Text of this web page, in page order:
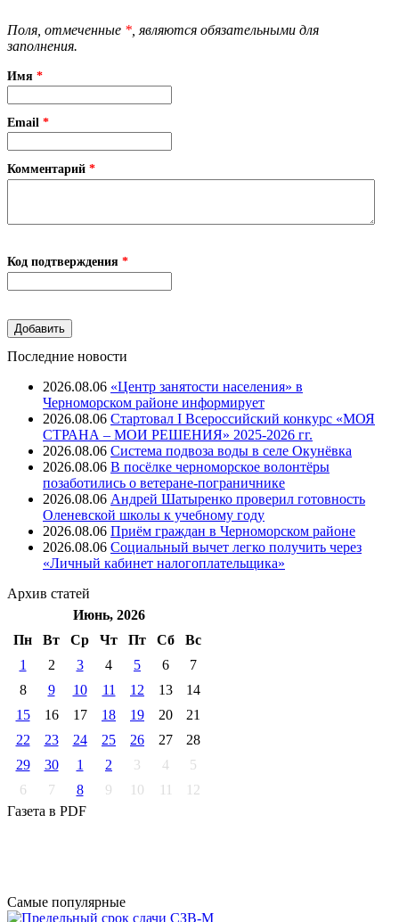
Поля, отмеченные * , являются обязательными для
заполнения.
Имя *
Email *
Комментарий *
Код подтверждения *
Последние новости
2026.08.06 «Центр занятости населения» в
Черноморском районе информирует
2026.08.06 Стартовал I Всероссийский конкурс «МОЯ
СТРАНА – МОИ РЕШЕНИЯ» 2025-2026 гг.
2026.08.06 Система подвоза воды в селе Окунёвка
2026.08.06 В посёлке черноморское волонтёры
позаботились о ветеране-пограничнике
2026.08.06 Андрей Шатыренко проверил готовность
Оленевской школы к учебному году
2026.08.06 Приём граждан в Черноморском районе
2026.08.06 Социальный вычет легко получить через
«Личный кабинет налогоплательщика»
Архив статей
Июнь, 2026
Пн
Вт Ср Чт Пт Cб
Вс
1
2 3 4 5 6
7
8
9 10 11 12 13
14
15
16 17 18 19 20
21
22
23 24 25 26 27
28
29
30 1 2 3 4
5
6
7 8 9 10 11
12
Газета в PDF
Самые популярные